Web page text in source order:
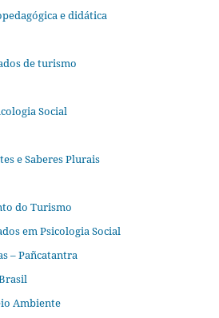
e didática
de turismo
Social
e Saberes Plurais
do Turismo
em Psicologia Social
– Pañcatantra
Ambiente